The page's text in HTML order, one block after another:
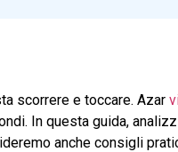
scorrere e toccare. Azar
In questa guida,
anche consigli